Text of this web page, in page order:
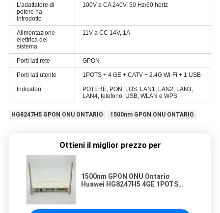
L'adattatore di
potere ha
introdotto
100V a CA 240V, 50 Hz/60 hertz
Alimentazione
elettrica del
sistema
11V a CC 14V, 1A
Porti lati rete GPON
Porti lati utente 1POTS + 4 GE + CATV + 2.4G Wi-Fi + 1 USB
Indicatori
POTERE, PON, LOS, LAN1, LAN2, LAN3,
LAN4, telefono, USB, WLAN e WPS
HG8247H5 GPON ONU ONTARIO 1500nm GPON ONU ONTARIO
Ottieni il miglior prezzo per
1500nm GPON ONU Ontario
Huawei HG8247H5 4GE 1POTS